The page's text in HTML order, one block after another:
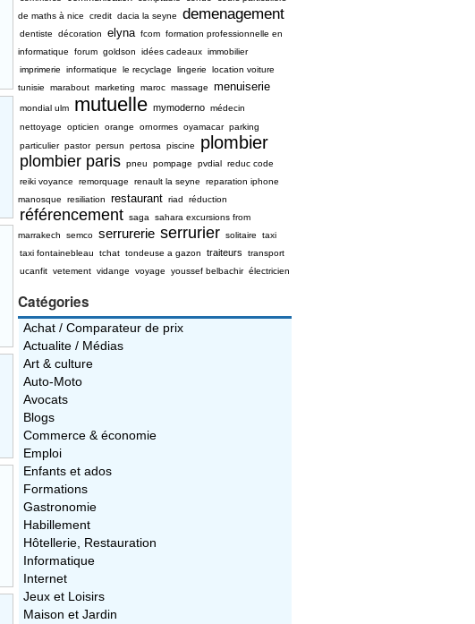
de maths à nice
credit dacia la seyne demenagement
dentiste décoration elyna fcom formation professionnelle en
informatique
forum goldson idées cadeaux immobilier
imprimerie
informatique le recyclage lingerie
location voiture
tunisie
marabout marketing maroc massage menuiserie
mondial ulm mutuelle mymoderno médecin
nettoyage
opticien orange ornormes oyamacar parking
particulier pastor persun pertosa piscine plombier
plombier paris pneu pompage pvdial reduc code
reiki voyance
remorquage renault la seyne
reparation iphone
manosque
resiliation restaurant riad réduction
référencement saga
sahara excursions from
marrakech
semco serrurerie serrurier solitaire
taxi
taxi fontainebleau
tchat tondeuse a gazon traiteurs
transport
ucanfit vetement vidange voyage youssef belbachir électricien
Catégories
Achat / Comparateur de prix
Actualite / Médias
Art & culture
Auto-Moto
Avocats
Blogs
Commerce & économie
Emploi
Enfants et ados
Formations
Gastronomie
Habillement
Hôtellerie, Restauration
Informatique
Internet
Jeux et Loisirs
Maison et Jardin